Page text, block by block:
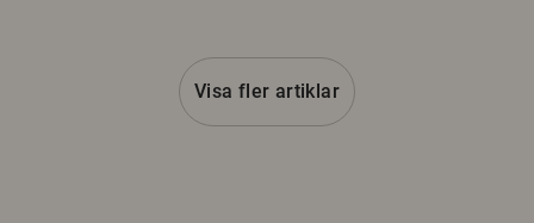
Visa fler artiklar